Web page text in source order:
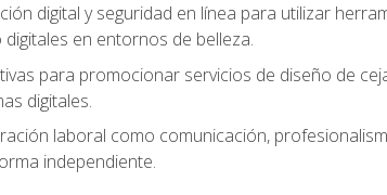
digital y seguridad en línea para utilizar
en entornos de belleza.
para promocionar servicios de diseño de
digitales.
laboral como comunicación,
independiente.